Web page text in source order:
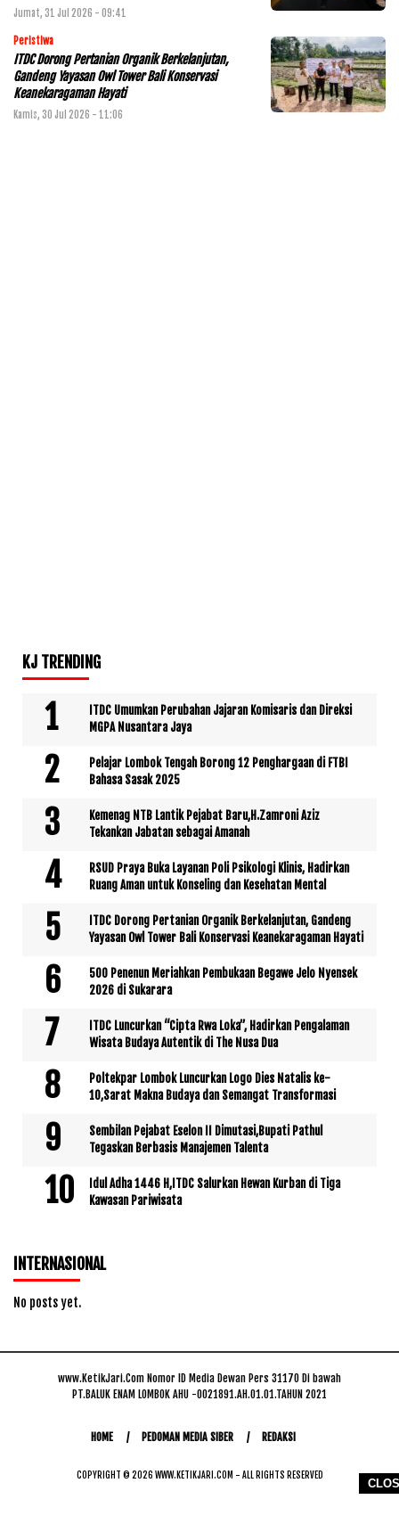
Jumat, 31 Jul 2026 - 09:41
Peristiwa
ITDC Dorong Pertanian Organik Berkelanjutan,
Gandeng Yayasan Owl Tower Bali Konservasi
Keanekaragaman Hayati
Kamis, 30 Jul 2026 - 11:06
KJ TRENDING
ITDC Umumkan Perubahan Jajaran Komisaris dan Direksi
MGPA Nusantara Jaya
Pelajar Lombok Tengah Borong 12 Penghargaan di FTBI
Bahasa Sasak 2025
Kemenag NTB Lantik Pejabat Baru,H.Zamroni Aziz
Tekankan Jabatan sebagai Amanah
RSUD Praya Buka Layanan Poli Psikologi Klinis, Hadirkan
Ruang Aman untuk Konseling dan Kesehatan Mental
ITDC Dorong Pertanian Organik Berkelanjutan, Gandeng
Yayasan Owl Tower Bali Konservasi Keanekaragaman Hayati
500 Penenun Meriahkan Pembukaan Begawe Jelo Nyensek
2026 di Sukarara
ITDC Luncurkan “Cipta Rwa Loka”, Hadirkan Pengalaman
Wisata Budaya Autentik di The Nusa Dua
Poltekpar Lombok Luncurkan Logo Dies Natalis ke-
10,Sarat Makna Budaya dan Semangat Transformasi
Sembilan Pejabat Eselon II Dimutasi,Bupati Pathul
Tegaskan Berbasis Manajemen Talenta
Idul Adha 1446 H,ITDC Salurkan Hewan Kurban di Tiga
Kawasan Pariwisata
INTERNASIONAL
No posts yet.
www.KetikJari.Com Nomor ID Media Dewan Pers 31170 Di bawah
PT.BALUK ENAM LOMBOK AHU -0021891.AH.01.01.TAHUN 2021
HOME PEDOMAN MEDIA SIBER REDAKSI
COPYRIGHT © 2026 WWW.KETIKJARI.COM - ALL RIGHTS RESERVED